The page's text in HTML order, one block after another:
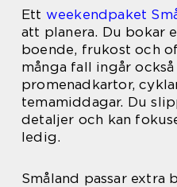
Ett weekendpaket
att planera. Du bokar
boende, frukost och
många fall ingår
promenadkartor,
temamiddagar. Du
detaljer och kan
ledig.
Småland passar extra